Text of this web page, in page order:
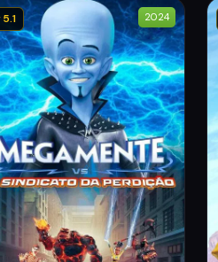
5.1 2024